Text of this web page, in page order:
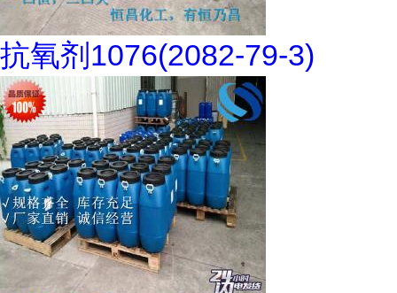
抗氧剂1076(2082-79-3)